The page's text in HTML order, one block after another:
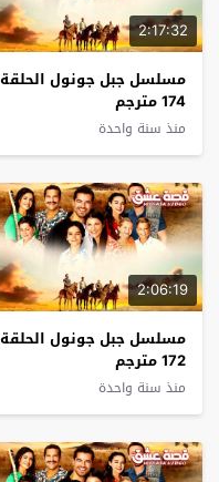
2:17:32
مسلسل جبل جونول الحلقة
174 مترجم
منذ سنة واحدة
2:06:19
مسلسل جبل جونول الحلقة
172 مترجم
منذ سنة واحدة